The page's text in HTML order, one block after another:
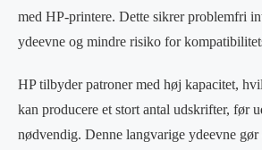
med HP-printere. Dette sikrer problemfri
ydeevne og mindre risiko for
HP tilbyder patroner med høj kapacitet,
kan producere et stort antal udskrifter, før
nødvendig. Denne langvarige ydeevne